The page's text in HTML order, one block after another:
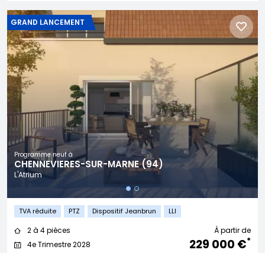
Programme neuf à
CHENNEVIERES-SUR-MARNE (94)
L'Atrium
GRAND LANCEMENT
TVA réduite PTZ Dispositif Jeanbrun LLI
2 à 4 pièces
4e Trimestre 2028
À partir de
229 000 €*